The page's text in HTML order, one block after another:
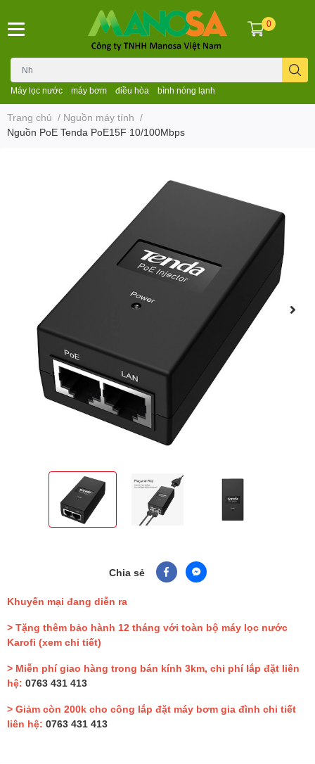
Máy lọc nước máy bơm điều hòa bình nóng lạnh
0
Trang chủ / Nguồn máy tính /
Nguồn PoE Tenda PoE15F 10/100Mbps
Chia sẻ
Khuyến mại đang diễn ra
> Tặng thêm bảo hành 12 tháng với toàn bộ máy lọc nước
Karofi (xem chi tiết)
> Miễn phí giao hàng trong bán kính 3km, chi phí lắp đặt liên
hệ: 0763 431 413
> Giảm còn 200k cho công lắp đặt máy bơm gia đình chi tiết
liên hệ: 0763 431 413